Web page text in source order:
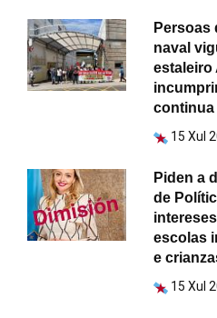
Persoas
naval
estaleiro
continua
15 Xul
Piden a
de
escolas
e
15 Xul